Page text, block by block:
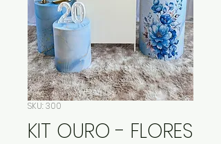
SKU: 300
KIT OURO - FLORES